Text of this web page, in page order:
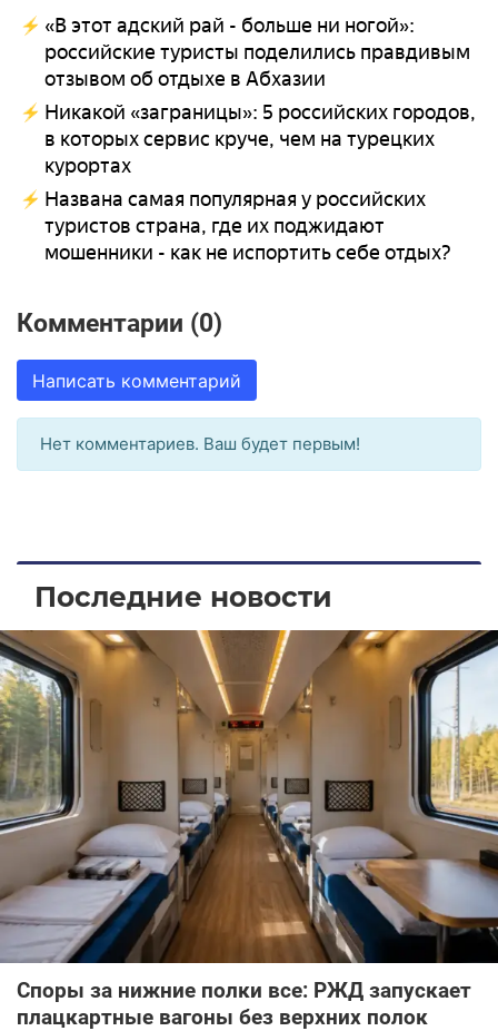
«В этот адский рай - больше ни ногой»:
российские туристы поделились правдивым
отзывом об отдыхе в Абхазии
Никакой «заграницы»: 5 российских городов,
в которых сервис круче, чем на турецких
курортах
Названа самая популярная у российских
туристов страна, где их поджидают
мошенники - как не испортить себе отдых?
Комментарии (0)
Написать комментарий
Нет комментариев. Ваш будет первым!
Последние новости
Споры за нижние полки все: РЖД запускает
плацкартные вагоны без верхних полок